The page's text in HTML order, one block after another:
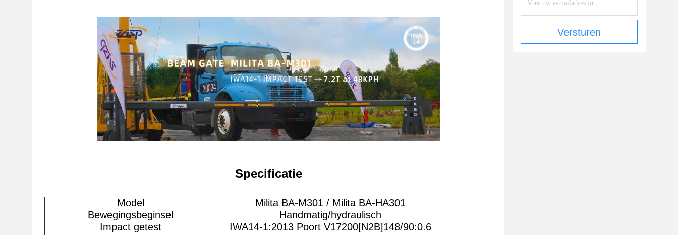
Specificatie
Model
Milita BA-M301 / Milita BA-HA301
Bewegingsbeginsel
Handmatig/hydraulisch
Impact getest
IWA14-1:2013 Poort V17200[N2B]148/90:0.6
Versturen